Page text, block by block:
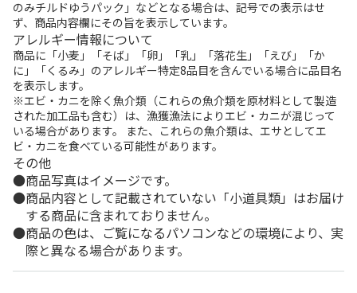
のみチルドゆうパック」などとなる場合は、記号での表示はせ
ず、商品内容欄にその旨を表示しています。
アレルギー情報について
商品に「小麦」「そば」「卵」「乳」「落花生」「えび」「か
に」「くるみ」のアレルギー特定8品目を含んでいる場合に品目名
を表示します。
※エビ・カニを除く魚介類（これらの魚介類を原材料として製造
された加工品も含む）は、漁獲漁法によりエビ・カニが混じって
いる場合があります。 また、これらの魚介類は、エサとしてエ
ビ・カニを食べている可能性があります。
その他
商品写真はイメージです。
商品内容として記載されていない「小道具類」はお届け
する商品に含まれておりません。
商品の色は、ご覧になるパソコンなどの環境により、実
際と異なる場合があります。